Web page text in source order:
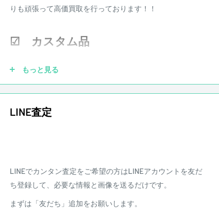
となります。
などがあった場合、弊社にて調整、リペアの対応をさせて頂
す。
りも頑張って高価買取を行っております！！
☑ カスタム品
もっと見る
LINE査定
LINEでカンタン査定をご希望の方はLINEアカウントを友だ
ち登録して、必要な情報と画像を送るだけです。
まずは「友だち」追加をお願いします。